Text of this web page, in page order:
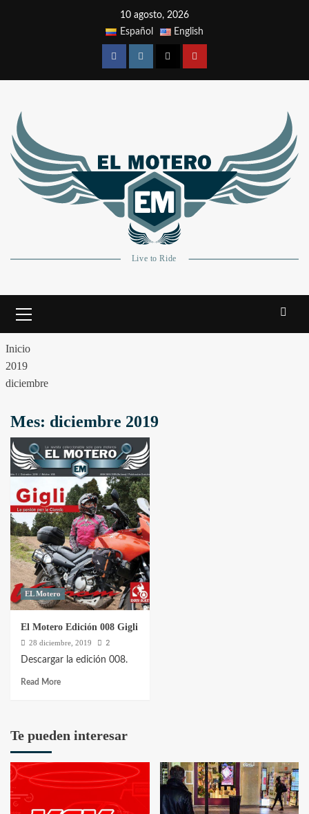
10 agosto, 2026
Español
English
Inicio
2019
diciembre
Mes: diciembre 2019
EL Motero
El Motero Edición 008 Gigli
28 diciembre, 2019
2
Descargar la edición 008.
Read More
Te pueden interesar